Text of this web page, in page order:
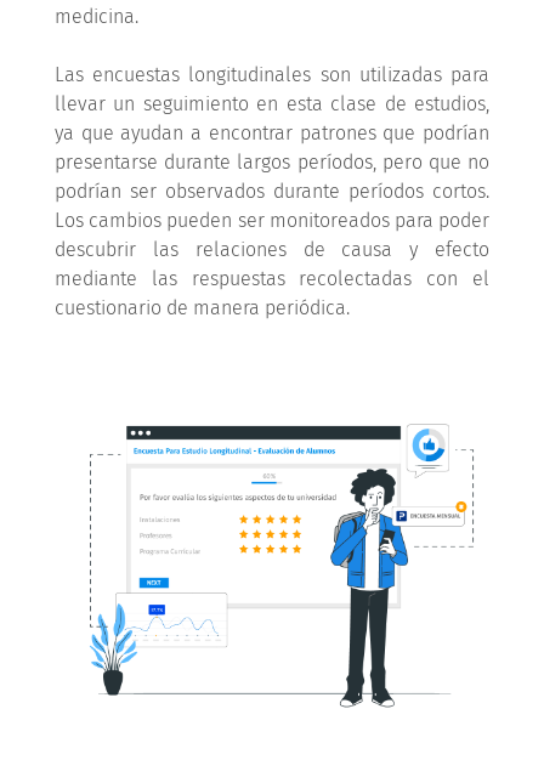
medicina.
Las encuestas longitudinales son utilizadas para
llevar un seguimiento en esta clase de estudios,
ya que ayudan a encontrar patrones que podrían
presentarse durante largos períodos, pero que no
podrían ser observados durante períodos cortos.
Los cambios pueden ser monitoreados para poder
descubrir las relaciones de causa y efecto
mediante las respuestas recolectadas con el
cuestionario de manera periódica.